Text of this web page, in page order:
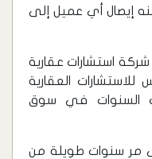
إيصال أي عميل إلى
استشارات عقارية
العقارية
السنوات في سوق
مر سنوات طويلة من